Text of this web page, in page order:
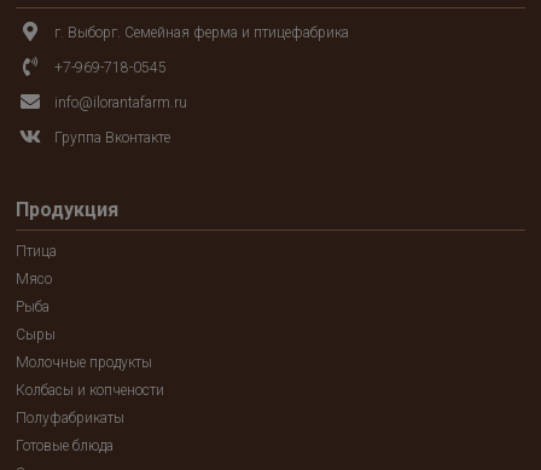
г. Выборг. Семейная ферма и птицефабрика
+7-969-718-0545
info@ilorantafarm.ru
Группа Вконтакте
Продукция
Птица
Мясо
Рыба
Сыры
Молочные продукты
Колбасы и копчености
Полуфабрикаты
Готовые блюда